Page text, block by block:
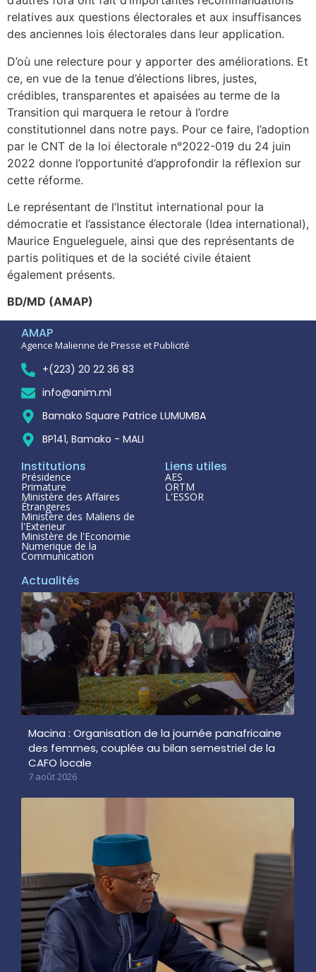
relatives aux questions électorales et aux insuffisances
des anciennes lois électorales dans leur application.
D’où une relecture pour y apporter des améliorations. Et
ce, en vue de la tenue d’élections libres, justes,
crédibles, transparentes et apaisées au terme de la
Transition qui marquera le retour à l’ordre
constitutionnel dans notre pays. Pour ce faire, l’adoption
par le CNT de la loi électorale n°2022-019 du 24 juin
2022 donne l’opportunité d’approfondir la réflexion sur
cette réforme.
Le représentant de l’Institut international pour la
démocratie et l’assistance électorale (Idea international),
Maurice Engueleguele, ainsi que des représentants de
partis politiques et de la société civile étaient
également présents.
BD/MD (AMAP)
AMAP
Agence Malienne de Presse et Publicité
+(223) 20 22 36 83
info@anim.ml
Bamako Square Patrice LUMUMBA
BP141, Bamako - MALI
Institutions
Présidence
Primature
Ministère des Affaires
Étrangeres
Ministère des Maliens de
l'Exterieur
Ministère de l'Economie
Numerique de la
Communication
Liens utiles
AES
ORTM
L'ESSOR
Actualités
Macina : Organisation de la journée panafricaine
des femmes, couplée au bilan semestriel de la
CAFO locale
7 août 2026